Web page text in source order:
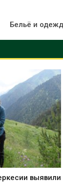
Бельё и
выявили